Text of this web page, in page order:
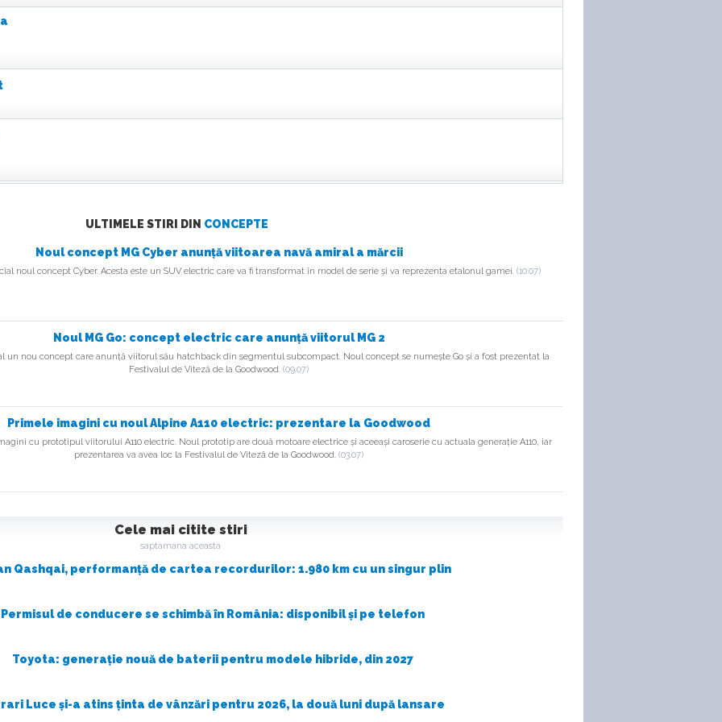
ULTIMELE STIRI DIN CONCEPTE
Noul concept MG Cyber anunță viitoarea navă amiral a mărcii
noul concept Cyber. Acesta este un SUV electric care va fi transformat în model de serie și va reprezenta etalonul gamei. (10.07)
Noul MG Go: concept electric care anunță viitorul MG 2
un nou concept care anunță viitorul său hatchback din segmentul subcompact. Noul concept se numește Go și a fost prezentat la
Festivalul de Viteză de la Goodwood. (09.07)
Primele imagini cu noul Alpine A110 electric: prezentare la Goodwood
cu prototipul viitorului A110 electric. Noul prototip are două motoare electrice și aceeași caroserie cu actuala generație A110, iar
prezentarea va avea loc la Festivalul de Viteză de la Goodwood. (03.07)
Cele mai citite stiri
saptamana aceasta
Qashqai, performanță de cartea recordurilor: 1.980 km cu un singur plin
Permisul de conducere se schimbă în România: disponibil și pe telefon
Toyota: generație nouă de baterii pentru modele hibride, din 2027
Luce și-a atins ținta de vânzări pentru 2026, la două luni după lansare